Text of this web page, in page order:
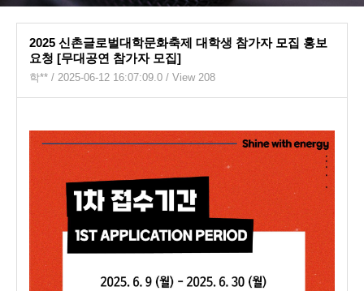
2025 신촌글로벌대학문화축제 대학생 참가자 모집 홍보
요청 [무대공연 참가자 모집]
학** / 2025-06-12 16:07:09.0 / View 208